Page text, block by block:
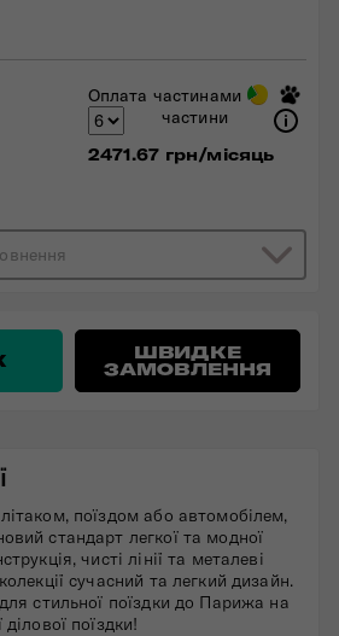
Оплата частинами
частини
2471.67 грн/місяць
ШВИДКЕ
ЗАМОВЛЕННЯ
поїздом або автомобілем,
стандарт легкої та модної
чисті лінії та металеві
сучасний та легкий дизайн.
стильної поїздки до Парижа на
поїздки!